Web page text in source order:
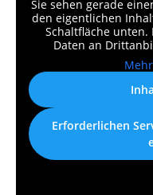
Sie sehen gerade
den eigentlichen
Schaltfläche unten.
Daten an
Erforderlichen